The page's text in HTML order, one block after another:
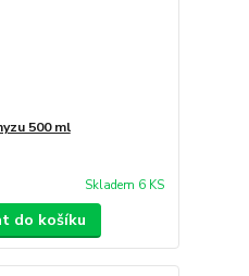
500 ml
Skladem 6 KS
do košíku